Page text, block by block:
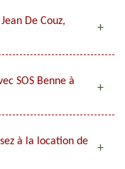
De Couz,
SOS Benne à
à la location de